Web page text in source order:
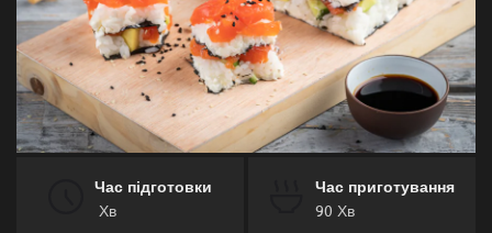
Суспільство
Галерея
Політика
ЕкономікаЧас підготовки
Хв
Час приготування
90 Хв